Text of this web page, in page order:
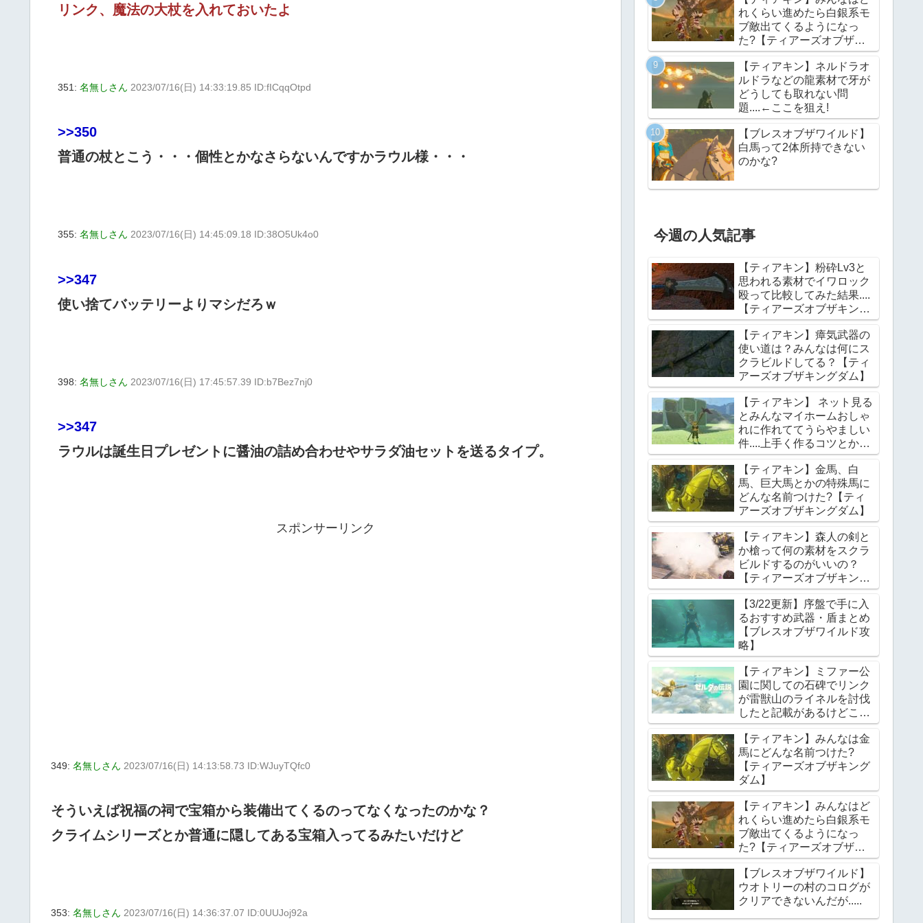
リンク、魔法の大杖を入れておいたよ
351: 名無しさん 2023/07/16(日) 14:33:19.85 ID:fICqqOtpd
>>350
普通の杖とこう・・・個性とかなさらないんですかラウル様・・・
355: 名無しさん 2023/07/16(日) 14:45:09.18 ID:38O5Uk4o0
>>347
使い捨てバッテリーよりマシだろｗ
398: 名無しさん 2023/07/16(日) 17:45:57.39 ID:b7Bez7nj0
>>347
ラウルは誕生日プレゼントに醤油の詰め合わせやサラダ油セットを送るタイプ。
スポンサーリンク
349: 名無しさん 2023/07/16(日) 14:13:58.73 ID:WJuyTQfc0
そういえば祝福の祠で宝箱から装備出てくるのってなくなったのかな？
クライムシリーズとか普通に隠してある宝箱入ってるみたいだけど
353: 名無しさん 2023/07/16(日) 14:36:37.07 ID:0UUJoj92a
れくらい進めたら白銀系モ
ブ敵出てくるようになっ
た?【ティアーズオブザキ
ングダム】
【ティアキン】ネルドラオ
ルドラなどの龍素材で牙が
どうしても取れない問
題....←ここを狙え!
【ブレスオブザワイルド】
白馬って2体所持できない
のかな?
今週の人気記事
【ティアキン】粉砕Lv3と
思われる素材でイワロック
殴って比較してみた結果....
【ティアーズオブザキング
ダム】
【ティアキン】瘴気武器の
使い道は？みんなは何にス
クラビルドしてる？【ティ
アーズオブザキングダム】
【ティアキン】 ネット見る
とみんなマイホームおしゃ
れに作れててうらやましい
件....上手く作るコツとかあ
る？【ティアーズオブザキ
ングダム】
【ティアキン】金馬、白
馬、巨大馬とかの特殊馬に
どんな名前つけた?【ティ
アーズオブザキングダム】
【ティアキン】森人の剣と
か槍って何の素材をスクラ
ビルドするのがいいの？
【ティアーズオブザキング
ダム】
【3/22更新】序盤で手に入
るおすすめ武器・盾まとめ
【ブレスオブザワイルド攻
略】
【ティアキン】ミファー公
園に関しての石碑でリンク
が雷獣山のライネルを討伐
したと記載があるけどこれ
っていつの話?【ティアー
ズオブザキングダム】
【ティアキン】みんなは金
馬にどんな名前つけた?
【ティアーズオブザキング
ダム】
【ティアキン】みんなはど
れくらい進めたら白銀系モ
ブ敵出てくるようになっ
た?【ティアーズオブザキ
ングダム】
【ブレスオブザワイルド】
ウオトリーの村のコログが
クリアできないんだが.....